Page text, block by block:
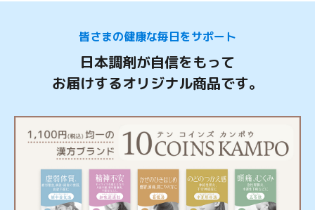
皆さまの健康な毎日をサポート
日本調剤が自信をもって
お届けするオリジナル商品です。